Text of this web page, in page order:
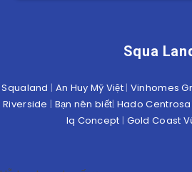
Squa
Squaland | An Huy Mỹ Việt | Vinhomes
Riverside | Bạn nên biết| Hado
Iq Concept | Gold Coast